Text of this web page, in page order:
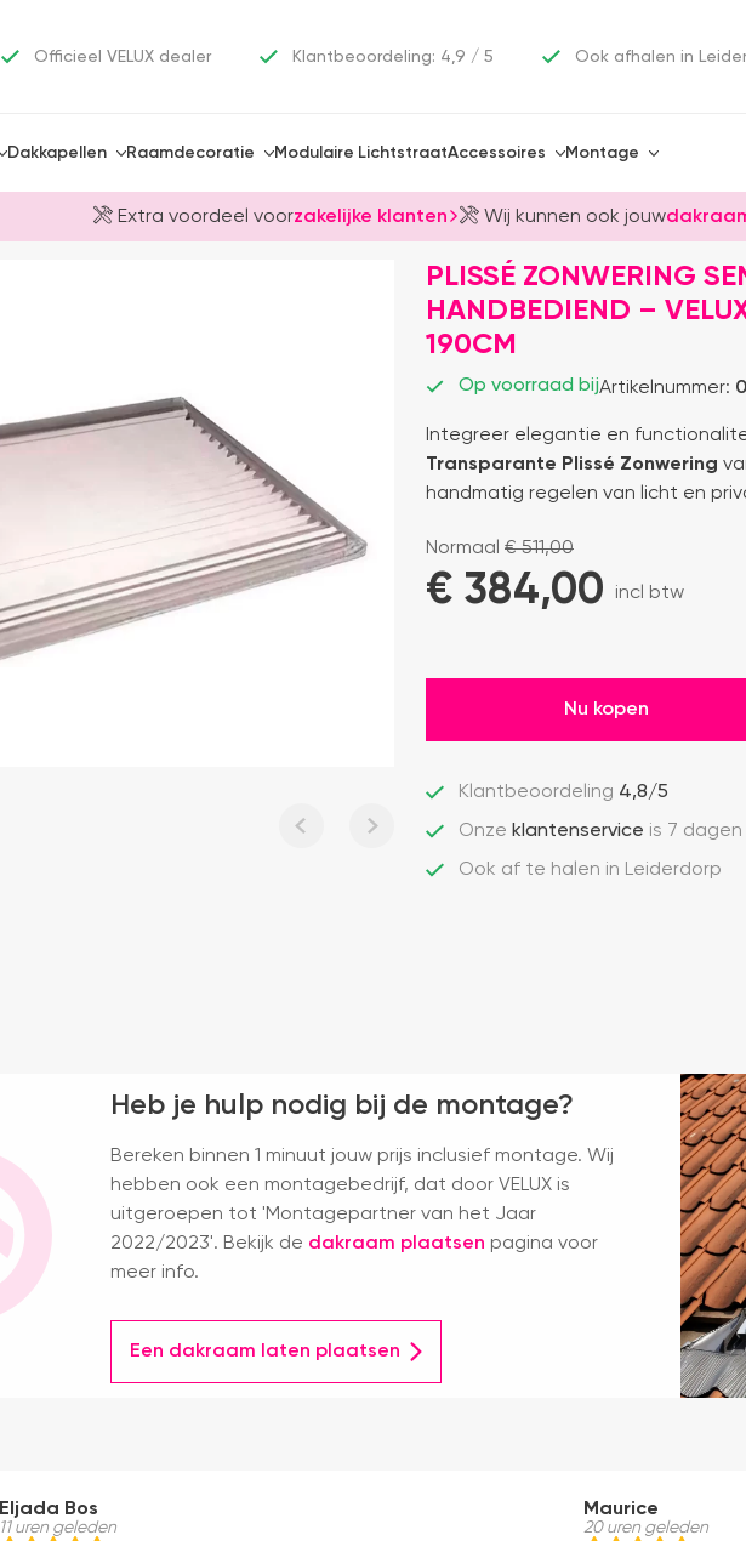
Officieel VELUX dealer Klantbeoordeling: 4,9 / 5 Ook afhalen in
Dakkapellen Raamdecoratie Modulaire LichtstraatAccessoires Montage
Extra voordeel voorzakelijke klanten Wij kunnen ook jouw
PLISSÉ ZONWERING
HANDBEDIEND –
190CM
Op voorraad bijArtikelnummer:
Integreer elegantie en
Transparante Plissé Zonwering
handmatig regelen van licht en
Normaal €511,00
€ 384,00 incl btw
Nu kopen
Klantbeoordeling 4,8/5
Onze klantenservice is 7
Ook af te halen in Leiderdorp
Heb je hulp nodig bij de montage?
Bereken binnen 1 minuut jouw prijs inclusief montage. Wij
hebben ook een montagebedrijf, dat door VELUX is
uitgeroepen tot 'Montagepartner van het Jaar
2022/2023'. Bekijk de dakraam plaatsen pagina voor
meer info.
Een dakraam laten plaatsen
Eljada Bos
11 uren geleden
Maurice
20 uren geleden